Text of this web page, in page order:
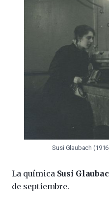
Susi Glaubach
La química Susi
de septiembre.